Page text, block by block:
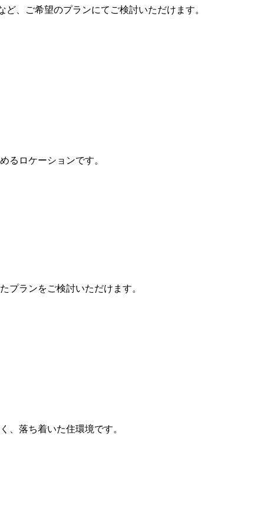
、ご希望のプランにてご検討いただけます。
るロケーションです。
プランをご検討いただけます。
、落ち着いた住環境です。